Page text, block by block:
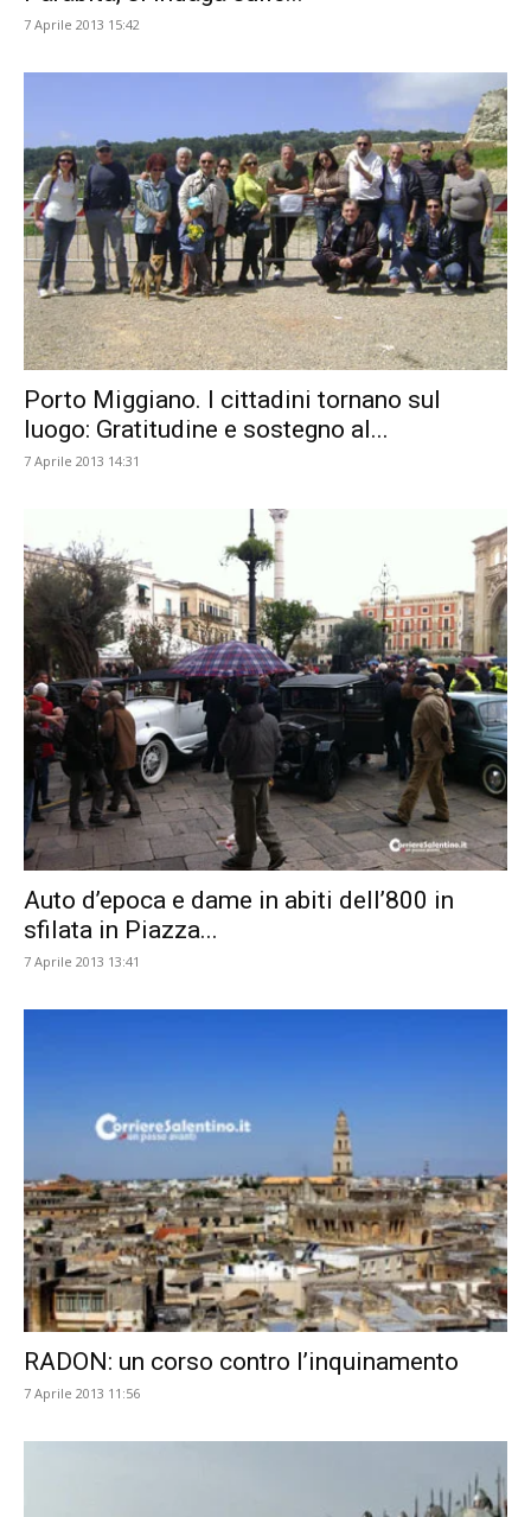
7 Aprile 2013 15:42
Porto Miggiano. I cittadini tornano sul
luogo: Gratitudine e sostegno al...
7 Aprile 2013 14:31
Auto d’epoca e dame in abiti dell’800 in
sfilata in Piazza...
7 Aprile 2013 13:41
RADON: un corso contro l’inquinamento
7 Aprile 2013 11:56